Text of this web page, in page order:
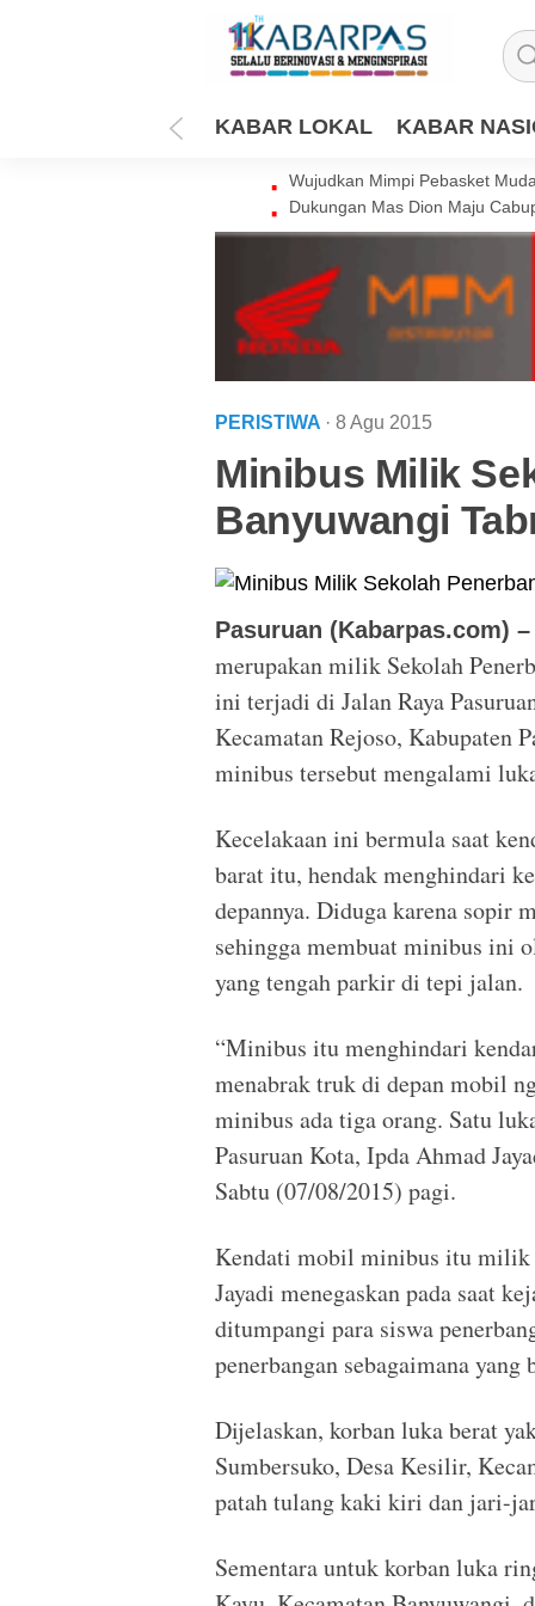
KABAR LOKAL KABAR
Wujudkan Mimpi Pebasket
Dukungan Mas Dion Maju
PERISTIWA · 8 Agu 2015
Minibus Milik
Banyuwangi
Pasuruan (Kabarpas.com) –
merupakan milik Sekolah
ini terjadi di Jalan Raya
Kecamatan Rejoso, Kabupaten
minibus tersebut mengalami
Kecelakaan ini bermula saat
barat itu, hendak menghindari
depannya. Diduga karena sopir
sehingga membuat minibus ini
yang tengah parkir di tepi jalan.
“Minibus itu menghindari
menabrak truk di depan mobil
minibus ada tiga orang. Satu
Pasuruan Kota, Ipda Ahmad
Sabtu (07/08/2015) pagi.
Kendati mobil minibus itu milik
Jayadi menegaskan pada saat
ditumpangi para siswa
penerbangan sebagaimana
Dijelaskan, korban luka berat
Sumbersuko, Desa Kesilir,
patah tulang kaki kiri dan jari-
Sementara untuk korban luka